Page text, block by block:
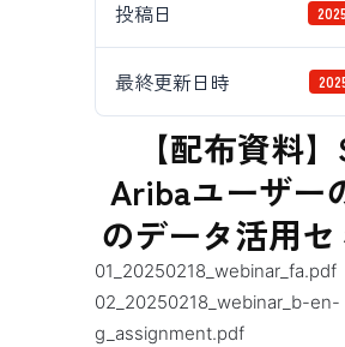
投稿日
最終更新日時
【配布資料
Aribaユーザー
のデータ活用
01_20250218_webinar_fa.pdf
02_20250218_webinar_b-en-
g_assignment.pdf